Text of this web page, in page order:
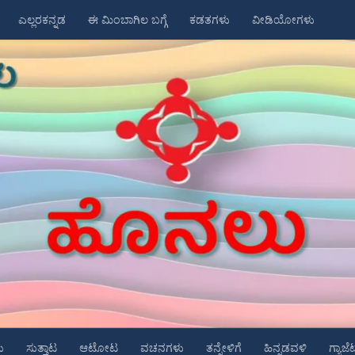
ಎಲ್ಲರಕನ್ನಡ ಈ ಮಿಂಬಾಗಿಲ ಬಗ್ಗೆ ಕಡತಗಳು ವೀಡಿಯೋಗಳು
ಸುತ್ತಾಟ ಆಟೋಟ ವಚನಗಳು ತನ್ನೇಳಿಗೆ ಹಿನ್ನಡವಳಿ